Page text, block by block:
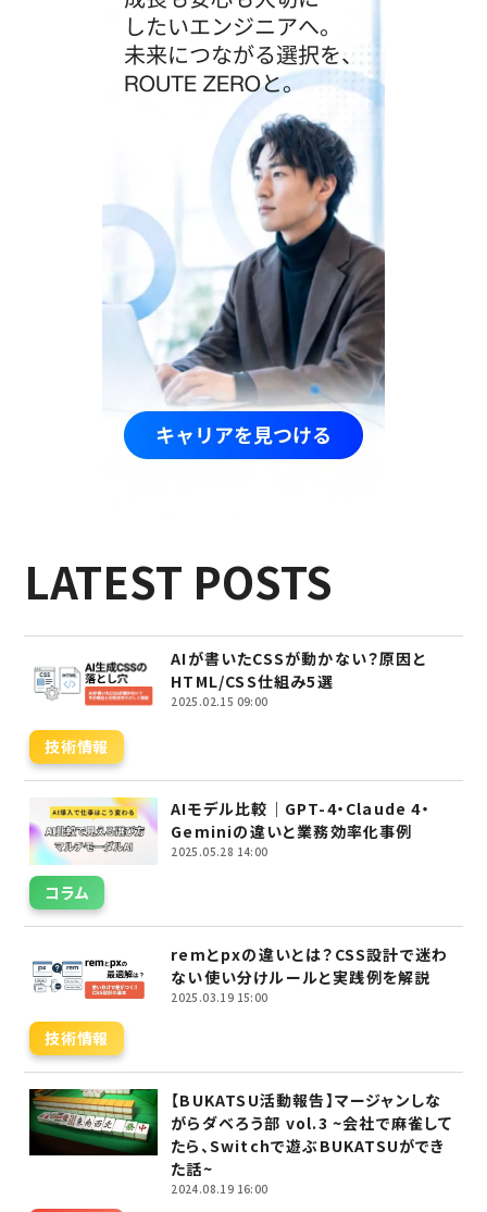
LATEST POSTS
AIが書いたCSSが動かない？原因と
HTML/CSS仕組み5選
2025.02.15 09:00
技術情報
AIモデル比較｜GPT-4・Claude 4・
Geminiの違いと業務効率化事例
2025.05.28 14:00
コラム
remとpxの違いとは？CSS設計で迷わ
ない使い分けルールと実践例を解説
2025.03.19 15:00
技術情報
【BUKATSU活動報告】マージャンしな
がらダベろう部 vol.3 ~会社で麻雀して
たら、Switchで遊ぶBUKATSUができ
た話~
2024.08.19 16:00